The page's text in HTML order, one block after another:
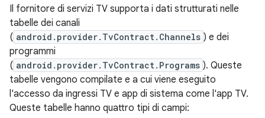
Il fornitore di servizi TV supporta i dati strutturati nelle
tabelle dei canali
( android.provider.TvContract.Channels ) e dei
programmi
( android.provider.TvContract.Programs ). Queste
tabelle vengono compilate e a cui viene eseguito
l'accesso da ingressi TV e app di sistema come l'app TV.
Queste tabelle hanno quattro tipi di campi: